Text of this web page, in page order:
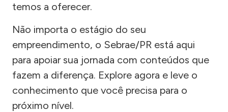
temos a oferecer.
Não importa o estágio do seu
empreendimento, o Sebrae/PR está aqui
para apoiar sua jornada com conteúdos que
fazem a diferença. Explore agora e leve o
conhecimento que você precisa para o
próximo nível.